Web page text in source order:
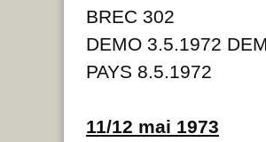
BREC 302
DEMO 3.5.1972
PAYS 8.5.1972
11/12 mai 1973